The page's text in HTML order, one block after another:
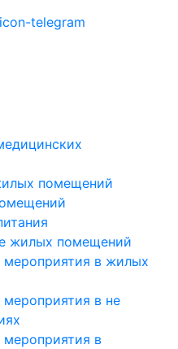
помещений
жилых помещений
мероприятия в жилых
в не
мероприятия в